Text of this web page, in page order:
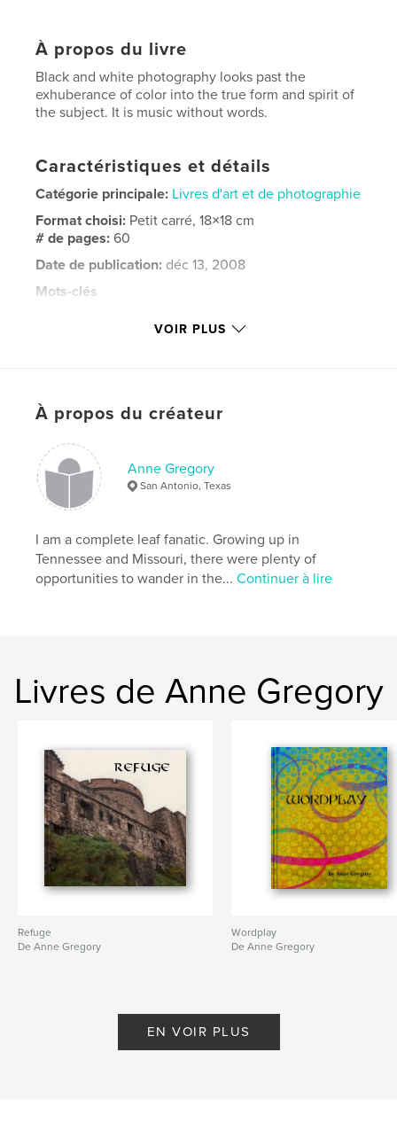
À propos du livre
Black and white photography looks past the
exhuberance of color into the true form and spirit of
the subject. It is music without words.
Caractéristiques et détails
Catégorie principale: Livres d'art et de photographie
Format choisi: Petit carré, 18×18 cm
# de pages:60
Date de publication: déc 13, 2008
Mots-clés
VOIR PLUS
À propos du créateur
Anne Gregory
San Antonio, Texas
I am a complete leaf fanatic. Growing up in
Tennessee and Missouri, there were plenty of
opportunities to wander in the...Continuer à lire
Livres de Anne Gregory
Refuge
De Anne Gregory
Wordplay
De Anne Gregory
EN VOIR PLUS